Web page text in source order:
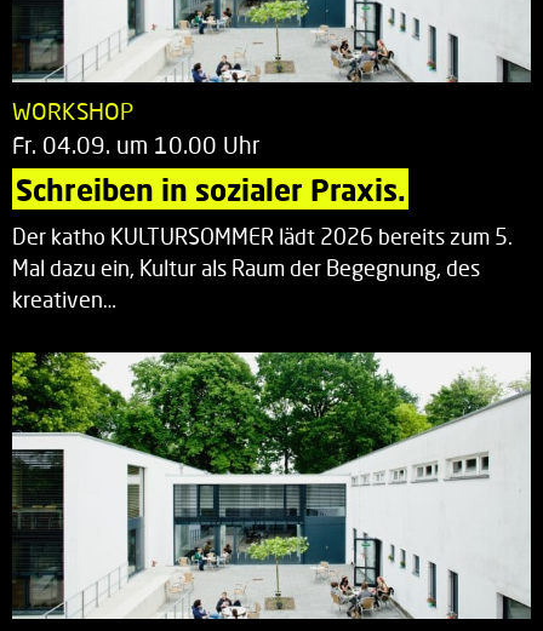
WORKSHOP
Fr. 04.09. um 10.00 Uhr
Schreiben in sozialer Praxis.
Der katho KULTURSOMMER lädt 2026 bereits zum 5.
Mal dazu ein, Kultur als Raum der Begegnung, des
kreativen…